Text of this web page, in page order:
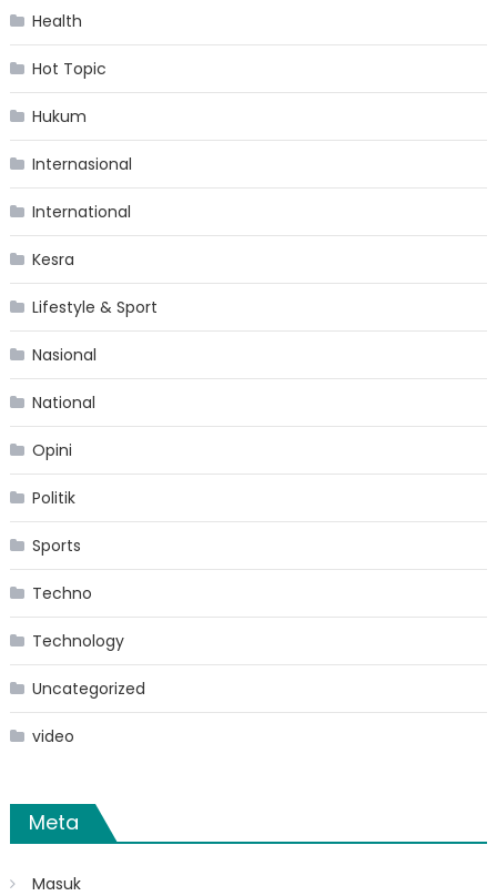
Health
Hot Topic
Hukum
Internasional
International
Kesra
Lifestyle & Sport
Nasional
National
Opini
Politik
Sports
Techno
Technology
Uncategorized
video
Meta
Masuk